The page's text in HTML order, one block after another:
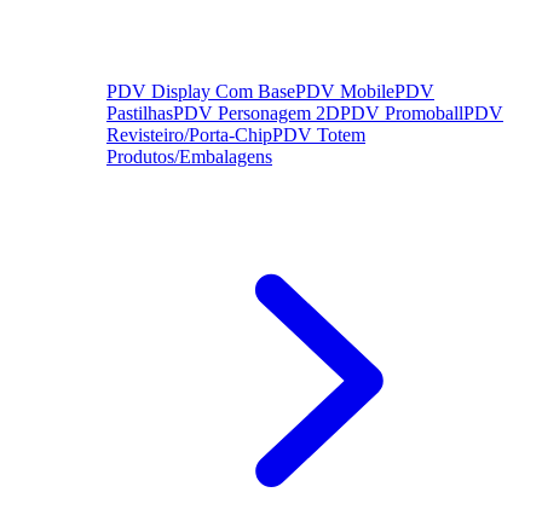
PDV Display Com BasePDV MobilePDV
PastilhasPDV Personagem 2DPDV PromoballPDV
Revisteiro/Porta-ChipPDV Totem
Produtos/Embalagens